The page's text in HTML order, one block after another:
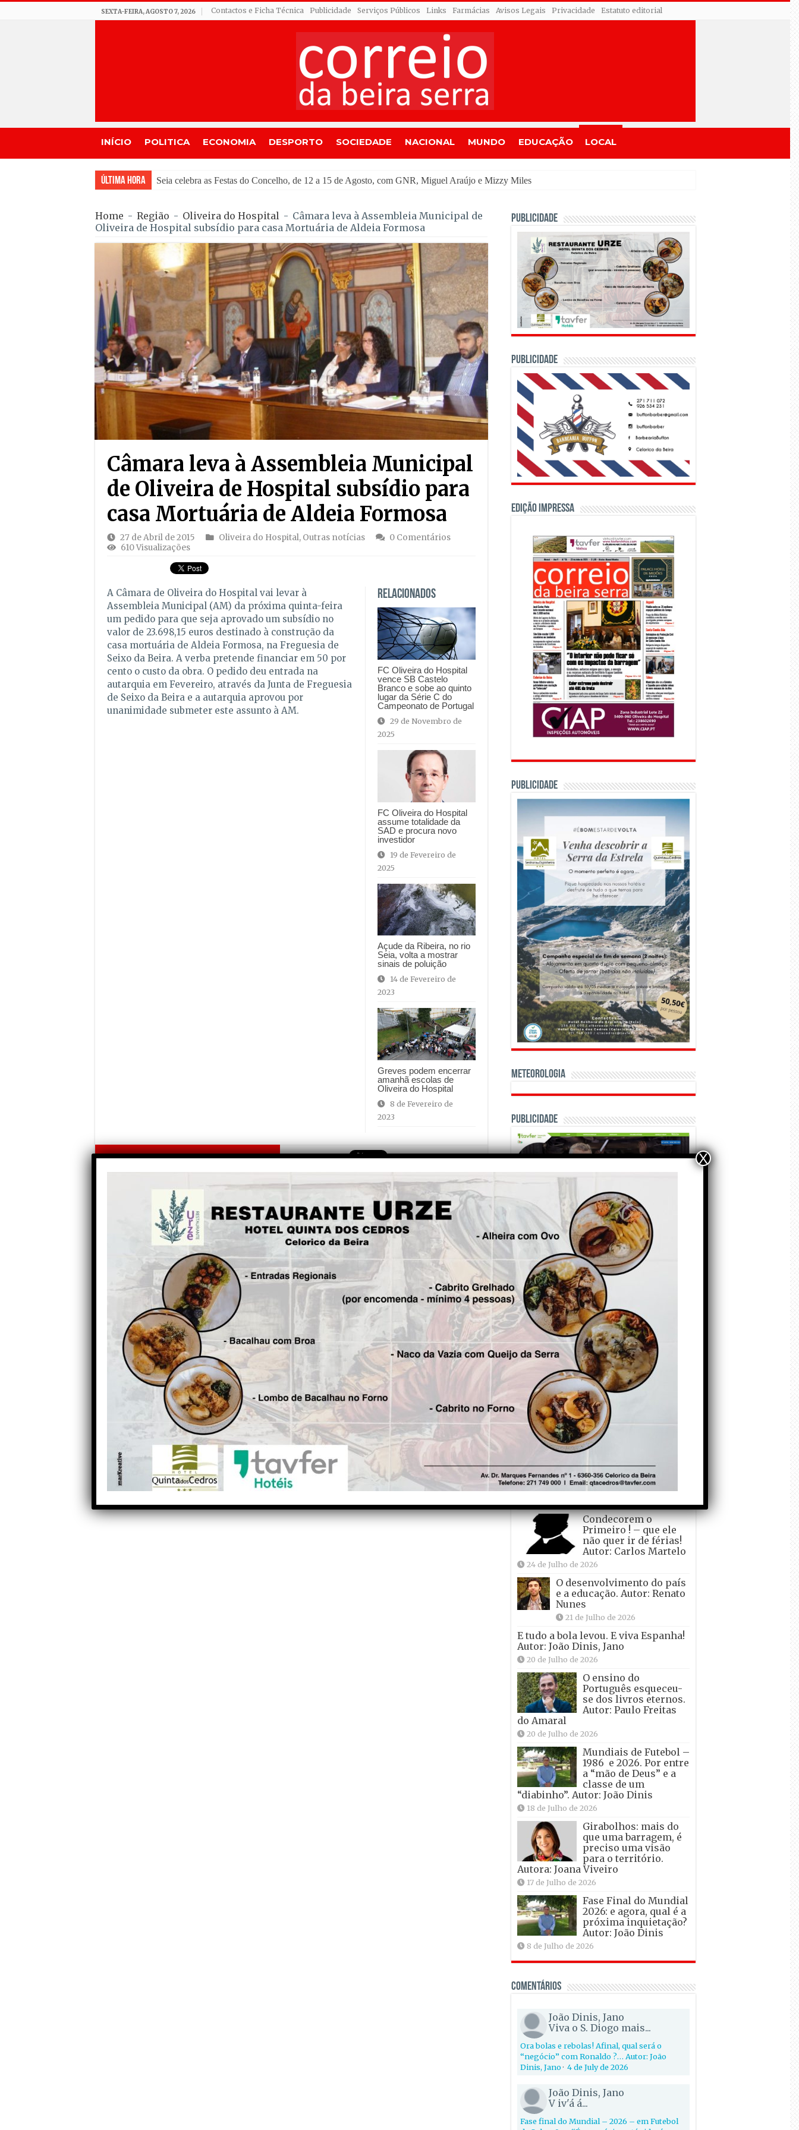
SEXTA-FEIRA, AGOSTO 7, 2026 Contactos e Ficha Técnica Publicidade Serviços Públicos Links Farmácias Avisos Legais Privacidade Estatuto editorial
INÍCIO POLITICA ECONOMIA DESPORTO SOCIEDADE NACIONAL MUNDO EDUCAÇÃO LOCAL
Última Hora GNR de Gouveia desmantelou al
Home - Região - Oliveira do Hospital - Câmara leva à Assembleia Municipal de
Oliveira de Hospital subsídio para casa Mortuária de Aldeia Formosa
Câmara leva à Assembleia Municipal
de Oliveira de Hospital subsídio para
casa Mortuária de Aldeia Formosa
27 de Abril de 2015 Oliveira do Hospital, Outras notícias
0 Comentários
610 Visualizações
Relacionados
FC Oliveira do Hospital
vence SB Castelo
Branco e sobe ao quinto
lugar da Série C do
Campeonato de Portugal
29 de Novembro de
2025
FC Oliveira do Hospital
assume totalidade da
SAD e procura novo
investidor
19 de Fevereiro de
2025
Açude da Ribeira, no rio
Seia, volta a mostrar
sinais de poluição
14 de Fevereiro de
2023
Greves podem encerrar
amanhã escolas de
Oliveira do Hospital
8 de Fevereiro de
2023
A Câmara de Oliveira do Hospital vai levar à
Assembleia Municipal (AM) da próxima quinta-feira
um pedido para que seja aprovado um subsídio no
valor de 23.698,15 euros destinado à construção da
casa mortuária de Aldeia Formosa, na Freguesia de
Seixo da Beira. A verba pretende financiar em 50 por
cento o custo da obra. O pedido deu entrada na
autarquia em Fevereiro, através da Junta de Freguesia
de Seixo da Beira e a autarquia aprovou por
unanimidade submeter este assunto à AM.
Partilhe com os seus amigos nas redes sociais!
25 de Abril, Sempre!
Fascismo nunca mais! Autor:
Autor: João Dinis, Jano
Seg.
Câmara de Oliveira do
Hospital quer autorização
para vender terrenos da
antiga Acibeira em Lagares à
BLC3
PUBLICIDADE
PUBLICIDADE
Edição Impressa
PUBLICIDADE
Meteorologia
Publicidade
OPINIÃO E CRÓNICAS
Matraquilhos… Autor:
Fernando Roldão
6 de Agosto de 2026
A marca Sporting em
todo o mundo está a
crescer atrás de
Ronaldo. Autor: Paulo
Freitas do Amaral
5 de Agosto de 2026
Falso crescimento…
Autor: Nuno Pereira
1 de Agosto de 2026
Tadei Pogacar vence o
“Tour” – A “Volta a
França em Bicicleta”
pela quinta vez! Autor:
João Dinis
Condecorem o
Primeiro ! – que ele
não quer ir de férias!
Autor: Carlos Martelo
24 de Julho de 2026
O desenvolvimento do país
e a educação. Autor: Renato
Nunes
21 de Julho de 2026
E tudo a bola levou. E viva Espanha!
Autor: João Dinis, Jano
20 de Julho de 2026
O ensino do
Português esqueceu-
se dos livros eternos.
Autor: Paulo Freitas
do Amaral
20 de Julho de 2026
Mundiais de Futebol –
1986 e 2026. Por entre
a “mão de Deus” e a
classe de um
“diabinho”. Autor: João Dinis
18 de Julho de 2026
Girabolhos: mais do
que uma barragem, é
preciso uma visão
para o território.
Autora: Joana Viveiro
17 de Julho de 2026
Fase Final do Mundial
2026: e agora, qual é a
próxima inquietação?
Autor: João Dinis
8 de Julho de 2026
Comentários
João Dinis, Jano
Viva o S. Diogo mais...
Ora bolas e rebolas! Afinal, qual será o
“negócio” com Ronaldo ?… Autor: João
Dinis, Jano· 4 de July de 2026
João Dinis, Jano
V iv'á á...
Fase final do Mundial – 2026 – em Futebol
X